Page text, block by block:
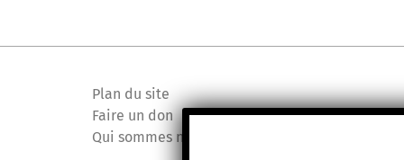
Plan du site
Faire un don
Qui sommes nous ?